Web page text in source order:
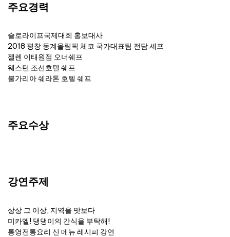
주요경력
슬로라이프국제대회 홍보대사
2018 평창 동계올림픽 체코 국가대표팀 전담 셰프
젤렌 이태원점 오너쉐프
웨스턴 조선호텔 쉐프
불가리아 쉐라톤 호텔 쉐프
주요수상
강연주제
상상 그 이상, 지역을 맛보다
미카엘! 댕댕이의 간식을 부탁해!
통영전통요리 신 메뉴 레시피 강연